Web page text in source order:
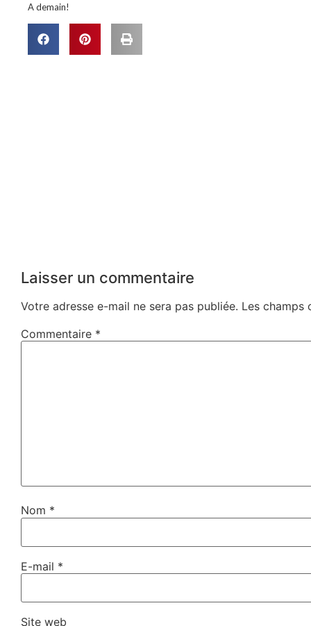
A demain!
Laisser un commentaire
Votre adresse e-mail ne sera pas publiée. Les champs
Commentaire *
Nom *
E-mail *
Site web